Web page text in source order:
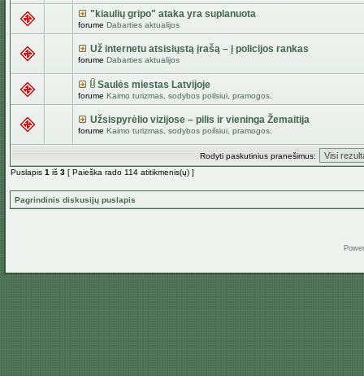
"kiaulių gripo" ataka yra suplanuota
forume Dabarties aktualijos
Už internetu atsisiųstą įrašą – į policijos rankas
forume Dabarties aktualijos
Saulės miestas Latvijoje
forume Kaimo turizmas, sodybos poilsiui, pramogos.
Užsispyrėlio vizijose – pilis ir vieninga Žemaitija
forume Kaimo turizmas, sodybos poilsiui, pramogos.
Rodyti paskutinius pranešimus:
Puslapis 1 iš 3 [ Paieška rado 114 atitikmenis(ų) ]
Pagrindinis diskusijų puslapis